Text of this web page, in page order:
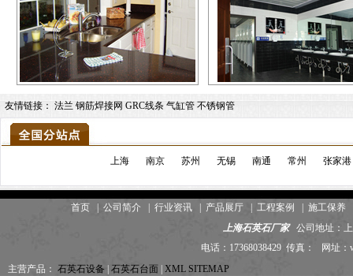
友情链接： 法兰 钢筋焊接网 GRC线条 气缸管 不锈钢管
上海 南京 苏州 无锡 南通 常州 张家港
首页| 公司简介| 行业资讯| 产品展厅| 工程案例 施工保养
上海石英石厂家公司地址：上
电话：17368038429 传真： 网址：
主营产品： 石英石设备 石英石台面 XML SITEMAP